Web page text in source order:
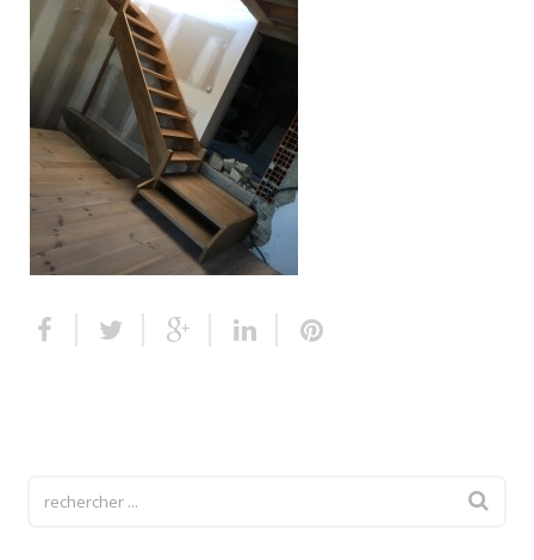
Escalier extérieur
Finitions pour escalier